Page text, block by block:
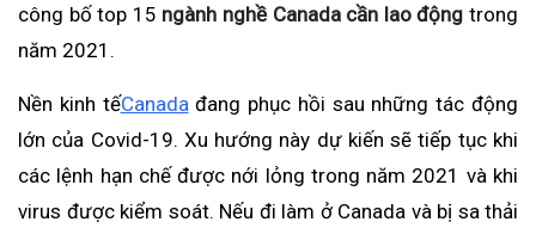
công bố top 15 ngành nghề Canada cần lao động trong
năm 2021.
Nền kinh tếCanada đang phục hồi sau những tác động
lớn của Covid-19. Xu hướng này dự kiến sẽ tiếp tục khi
các lệnh hạn chế được nới lỏng trong năm 2021 và khi
virus được kiểm soát. Nếu đi làm ở Canada và bị sa thải